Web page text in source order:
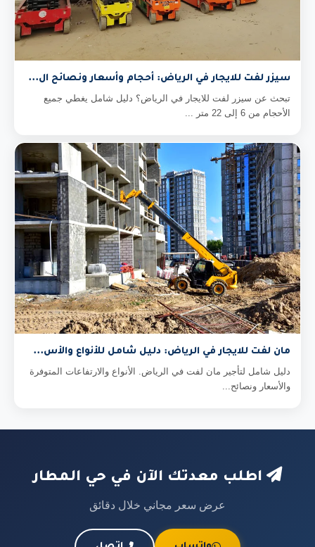
سيزر لفت للايجار في الرياض: أحجام وأسعار ونصائح ال...
تبحث عن سيزر لفت للايجار في الرياض؟ دليل شامل يغطي جميع
الأحجام من 6 إلى 22 متر ...
مان لفت للايجار في الرياض: دليل شامل للأنواع والأس...
دليل شامل لتأجير مان لفت في الرياض. الأنواع والارتفاعات المتوفرة
والأسعار ونصائح...
اطلب معدتك الآن في حي المطار
عرض سعر مجاني خلال دقائق